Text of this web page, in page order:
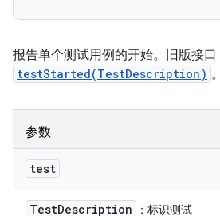
报告单个测试用例的开始。旧版接
testStarted(TestDescription) 。
参数
test
TestDescription ：标识测试